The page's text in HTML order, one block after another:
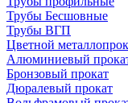
Трубы Бесшовные
Трубы ВГП
Цветной
Алюминиевый
Бронзовый прокат
Дюралевый прокат